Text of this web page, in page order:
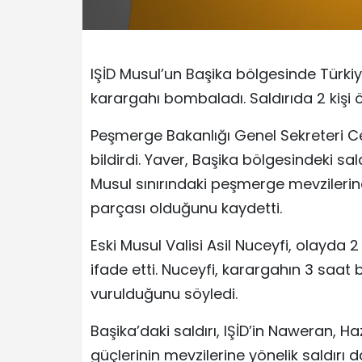
IŞİD Musul’un Başika bölgesinde
karargahı bombaladı. Saldırıda 2
Peşmerge Bakanlığı Genel Sekreteri
bildirdi. Yaver, Başika bölgesindeki
Musul sınırındaki peşmerge
parçası olduğunu kaydetti.
Eski Musul Valisi Asil Nuceyfi, olayda
ifade etti. Nuceyfi, karargahın 3 saat
vurulduğunu söyledi.
Başika’daki saldırı, IŞİD’in Naweran,
güçlerinin mevzilerine yönelik saldırı